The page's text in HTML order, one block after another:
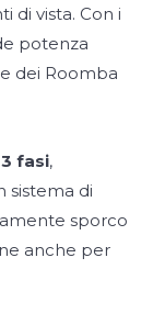
di vista. Con i
potenza
dei Roomba
fasi,
sistema di
sporco
anche per